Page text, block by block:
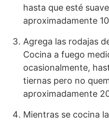
hasta que esté
aproximadamente
Agrega las rodajas
Cocina a fuego
ocasionalmente,
tiernas pero no
aproximadamente
Mientras se cocina